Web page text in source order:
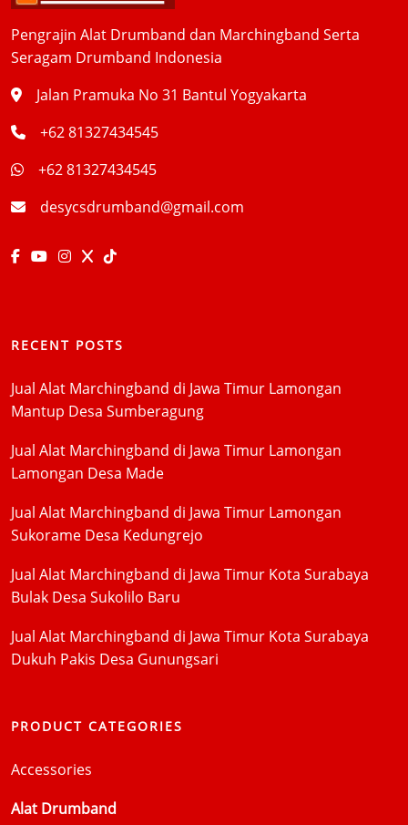
Pengrajin Alat Drumband dan Marchingband Serta
Seragam Drumband Indonesia
Jalan Pramuka No 31 Bantul Yogyakarta
+62 81327434545
+62 81327434545
desycsdrumband@gmail.com
RECENT POSTS
Jual Alat Marchingband di Jawa Timur Lamongan
Mantup Desa Sumberagung
Jual Alat Marchingband di Jawa Timur Lamongan
Lamongan Desa Made
Jual Alat Marchingband di Jawa Timur Lamongan
Sukorame Desa Kedungrejo
Jual Alat Marchingband di Jawa Timur Kota Surabaya
Bulak Desa Sukolilo Baru
Jual Alat Marchingband di Jawa Timur Kota Surabaya
Dukuh Pakis Desa Gunungsari
PRODUCT CATEGORIES
Accessories
Alat Drumband